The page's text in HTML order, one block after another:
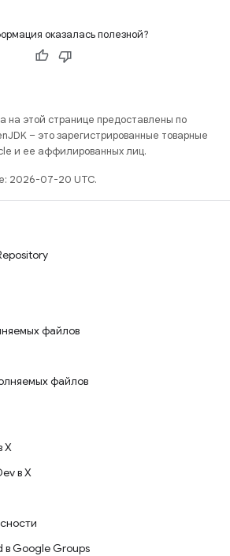
оказалась полезной?
на этой странице предоставлены по
– это зарегистрированные товарные
и ее аффилированных лиц.
2026-07-20 UTC.
файлов
файлов
X
в X
Google Groups